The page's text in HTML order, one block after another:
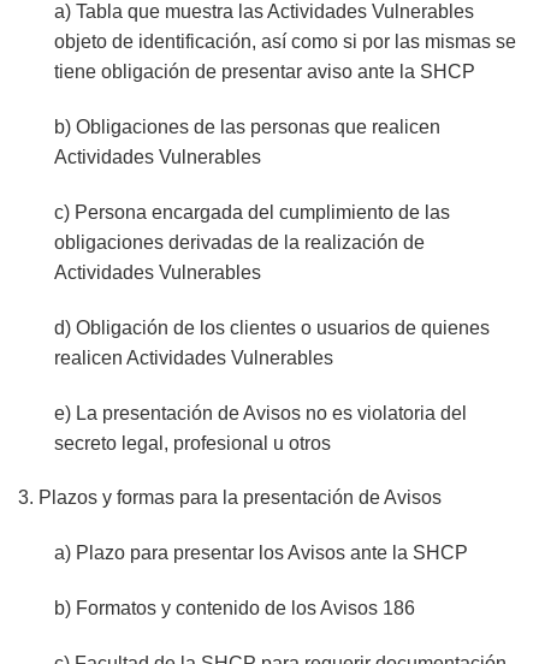
a) Tabla que muestra las Actividades Vulnerables
objeto de identificación, así como si por las mismas se
tiene obligación de presentar aviso ante la SHCP
b) Obligaciones de las personas que realicen
Actividades Vulnerables
c) Persona encargada del cumplimiento de las
obligaciones derivadas de la realización de
Actividades Vulnerables
d) Obligación de los clientes o usuarios de quienes
realicen Actividades Vulnerables
e) La presentación de Avisos no es violatoria del
secreto legal, profesional u otros
3. Plazos y formas para la presentación de Avisos
a) Plazo para presentar los Avisos ante la SHCP
b) Formatos y contenido de los Avisos 186